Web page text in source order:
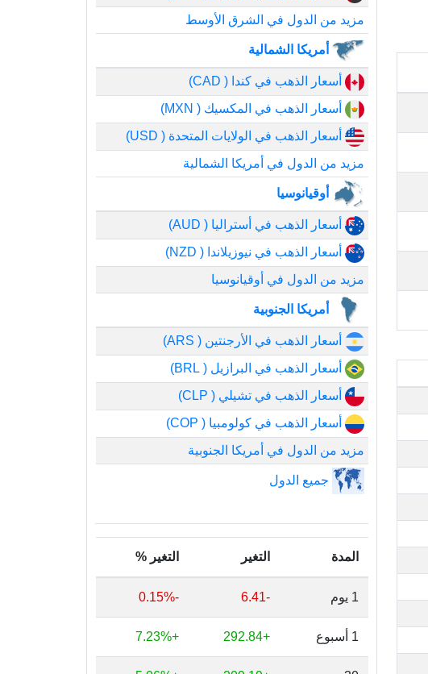
مزيد من الدول في الشرق الأوسط
أمريكا الشمالية
أسعار الذهب في كندا ( CAD)
أسعار الذهب في المكسيك ( MXN)
أسعار الذهب في الولايات المتحدة ( USD)
مزيد من الدول في أمريكا الشمالية
أوقيانوسيا
أسعار الذهب في أستراليا ( AUD)
أسعار الذهب في نيوزيلاندا ( NZD)
مزيد من الدول في أوقيانوسيا
أمريكا الجنوبية
أسعار الذهب في الأرجنتين ( ARS)
أسعار الذهب في البرازيل ( BRL)
أسعار الذهب في تشيلي ( CLP)
أسعار الذهب في كولومبيا ( COP)
مزيد من الدول في أمريكا الجنوبية
جميع الدول
المدة التغير التغير %
1 يوم -6.41
-0.15%
1 أسبوع +292.84
+7.23%